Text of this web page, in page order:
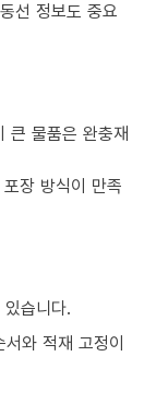
선 정보도 중요
큰 물품은 완충재
장 방식이 만족
습니다.
와 적재 고정이